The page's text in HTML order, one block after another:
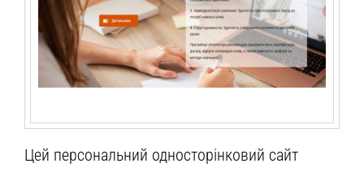
Цей персональний односторінковий сайт